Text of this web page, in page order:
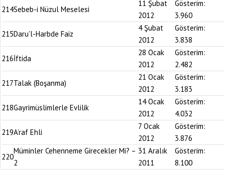
214Sebeb-i Nüzul Meselesi
11 Şubat
2012
Gösterim:
3.960
215Daru’l-Harbde Faiz
4 Şubat
2012
Gösterim:
3.838
216İftida
28 Ocak
2012
Gösterim:
2.482
217Talak (Boşanma)
21 Ocak
2012
Gösterim:
3.183
218Gayrimüslimlerle Evlilik
14 Ocak
2012
Gösterim:
4.032
219A’raf Ehli
7 Ocak
2012
Gösterim:
3.876
220
Müminler Cehenneme Girecekler Mi? –
2
31 Aralık
2011
Gösterim:
8.100